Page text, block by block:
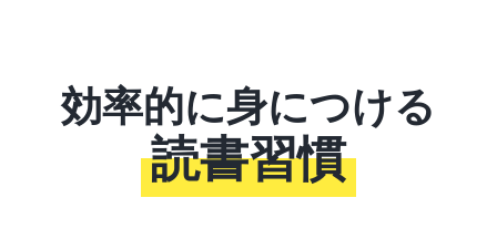
効率的に身につける
読書習慣